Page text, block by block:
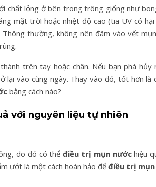
chất lỏng ở bên trong trông giống như
mặt trời hoặc nhiệt độ cao (tia UV có
thường, không nên đâm vào vết
trên tay hoặc chân. Nếu bạn phá
vào cùng ngày. Thay vào đó, tốt hơn là
bằng cách nào?
với nguyên liệu tự nhiên
do đó có thểđiều trị mụn nướchiệu
ướt là một cách hoàn hảo để điều trị